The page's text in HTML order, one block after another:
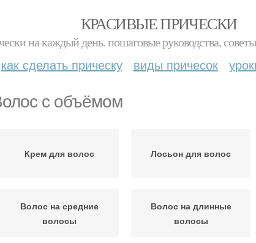
КРАСИВЫЕ ПРИЧЕСКИ
на каждый день. пошаговые руководства,
как сделать прическу виды причесок
с объёмом
Крем для волос Лосьон для волос
Волос на средние
волосы
Волос на длинные
волосы